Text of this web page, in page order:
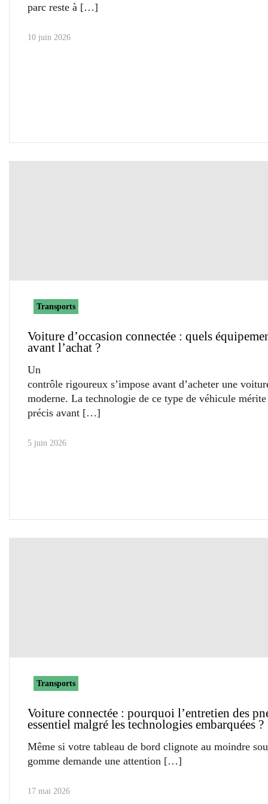
parc reste à
10 juin 2026
Transports
Voiture d’occasion connectée : quels
avant l’achat ?
Un
contrôle rigoureux s’impose avant d’acheter une
moderne. La technologie de ce type de véhicule
précis avant
5 juin 2026
Transports
Voiture connectée : pourquoi l’entretien des
essentiel malgré les technologies embarquées ?
Même si votre tableau de bord clignote au moindre
gomme demande une attention
17 mai 2026